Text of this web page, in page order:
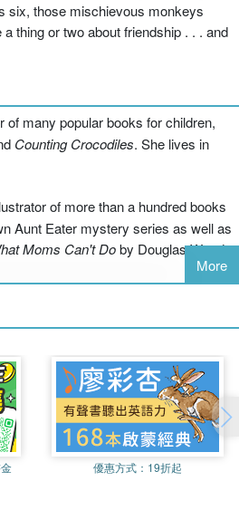
six, those mischievous monkeys
thing or two about friendship . . . and
of many popular books for children,
Counting Crocodiles. She lives in
of more than a hundred books
Aunt Eater mystery series as well as
Moms Can't Doby Douglas Wood.
More
優惠方式： 19折起